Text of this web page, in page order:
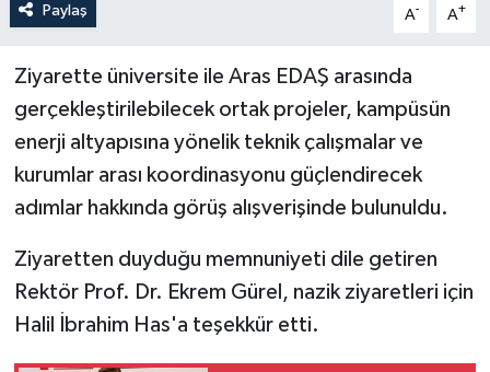
Paylaş A- A+
Ziyarette üniversite ile Aras EDAŞ arasında
gerçekleştirilebilecek ortak projeler, kampüsün
enerji altyapısına yönelik teknik çalışmalar ve
kurumlar arası koordinasyonu güçlendirecek
adımlar hakkında görüş alışverişinde bulunuldu.
Ziyaretten duyduğu memnuniyeti dile getiren
Rektör Prof. Dr. Ekrem Gürel, nazik ziyaretleri için
Halil İbrahim Has'a teşekkür etti.